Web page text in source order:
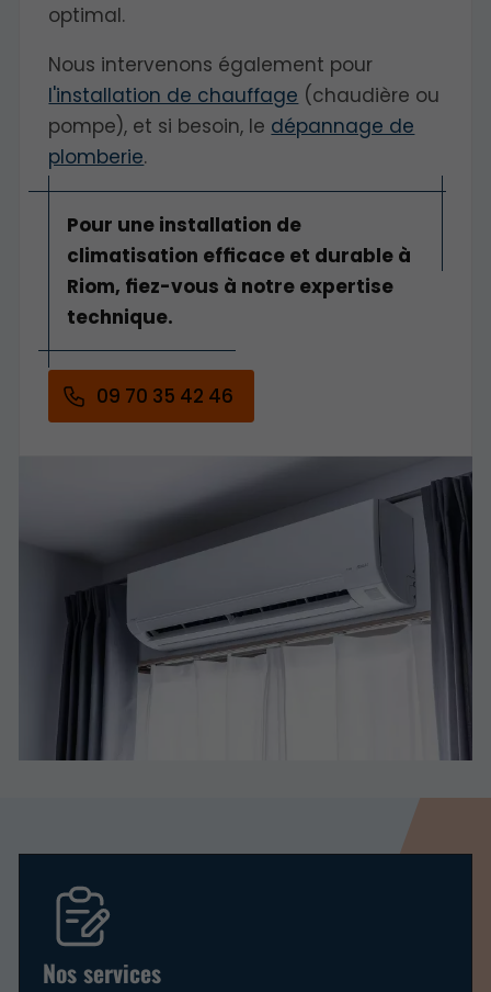
optimal.
Nous intervenons également pour
l'installation de chauffage (chaudière ou
pompe), et si besoin, le dépannage de
plomberie.
Pour une installation de
climatisation efficace et durable à
Riom, fiez-vous à notre expertise
technique.
09 70 35 42 46
Nos services